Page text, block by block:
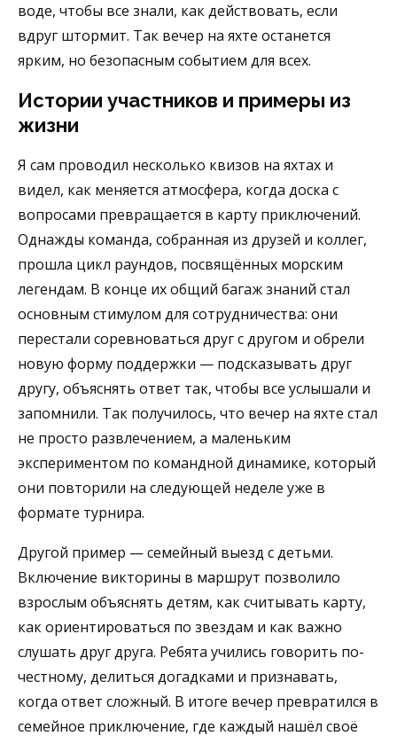
воде, чтобы все знали, как действовать, если
вдруг штормит. Так вечер на яхте останется
ярким, но безопасным событием для всех.
Истории участников и примеры из
жизни
Я сам проводил несколько квизов на яхтах и
видел, как меняется атмосфера, когда доска с
вопросами превращается в карту приключений.
Однажды команда, собранная из друзей и коллег,
прошла цикл раундов, посвящённых морским
легендам. В конце их общий багаж знаний стал
основным стимулом для сотрудничества: они
перестали соревноваться друг с другом и обрели
новую форму поддержки — подсказывать друг
другу, объяснять ответ так, чтобы все услышали и
запомнили. Так получилось, что вечер на яхте стал
не просто развлечением, а маленьким
экспериментом по командной динамике, который
они повторили на следующей неделе уже в
формате турнира.
Другой пример — семейный выезд с детьми.
Включение викторины в маршрут позволило
взрослым объяснять детям, как считывать карту,
как ориентироваться по звездам и как важно
слушать друг друга. Ребята учились говорить по-
честному, делиться догадками и признавать,
когда ответ сложный. В итоге вечер превратился в
семейное приключение, где каждый нашёл своё